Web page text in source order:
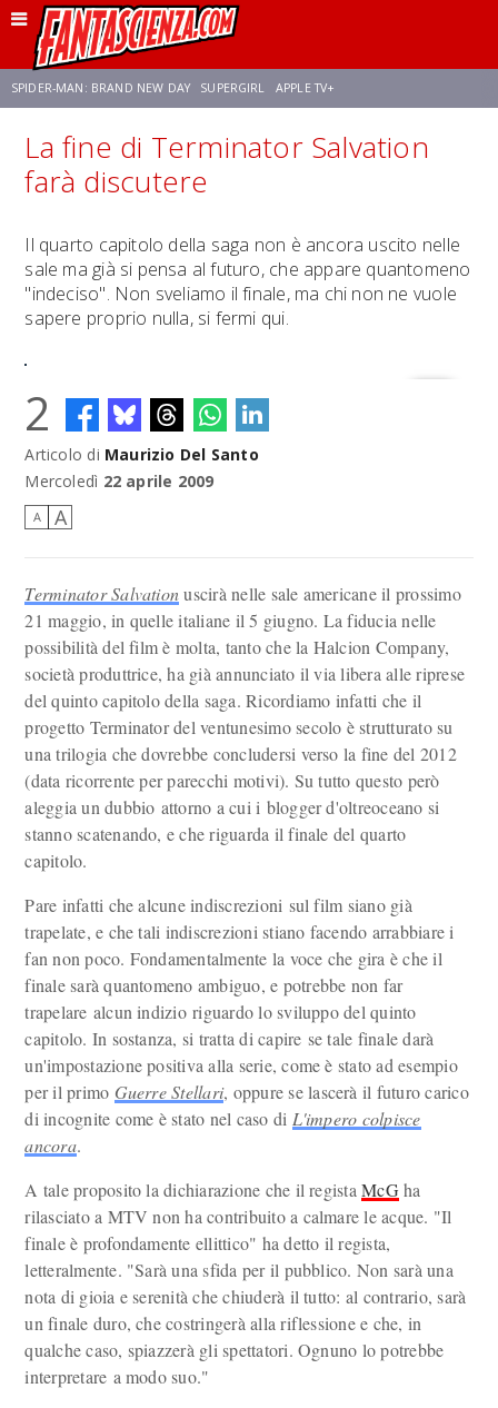
SPIDER-MAN: BRAND NEW DAY SUPERGIRL APPLE TV+
FRANCO RICCIARDIELLO ZENDAYA STAR TREK AVENGERS: DOOMSDAY
La fine di Terminator Salvation
farà discutere
Il quarto capitolo della saga non è ancora uscito nelle
sale ma già si pensa al futuro, che appare quantomeno
"indeciso". Non sveliamo il finale, ma chi non ne vuole
sapere proprio nulla, si fermi qui.
2
Articolo di Maurizio Del Santo
Mercoledì 22 aprile 2009
A A
Terminator Salvationuscirà nelle sale americane il prossimo
21 maggio, in quelle italiane il 5 giugno. La fiducia nelle
possibilità del film è molta, tanto che la Halcion Company,
società produttrice, ha già annunciato il via libera alle riprese
del quinto capitolo della saga. Ricordiamo infatti che il
progetto Terminator del ventunesimo secolo è strutturato su
una trilogia che dovrebbe concludersi verso la fine del 2012
(data ricorrente per parecchi motivi). Su tutto questo però
aleggia un dubbio attorno a cui i blogger d'oltreoceano si
stanno scatenando, e che riguarda il finale del quarto
capitolo.
Pare infatti che alcune indiscrezioni sul film siano già
trapelate, e che tali indiscrezioni stiano facendo arrabbiare i
fan non poco. Fondamentalmente la voce che gira è che il
finale sarà quantomeno ambiguo, e potrebbe non far
trapelare alcun indizio riguardo lo sviluppo del quinto
capitolo. In sostanza, si tratta di capire se tale finale darà
un'impostazione positiva alla serie, come è stato ad esempio
per il primo Guerre Stellari, oppure se lascerà il futuro carico
di incognite come è stato nel caso di L'impero colpisce
ancora.
A tale proposito la dichiarazione che il registaMcGha
rilasciato a MTV non ha contribuito a calmare le acque. "Il
finale è profondamente ellittico" ha detto il regista,
letteralmente. "Sarà una sfida per il pubblico. Non sarà una
nota di gioia e serenità che chiuderà il tutto: al contrario, sarà
un finale duro, che costringerà alla riflessione e che, in
qualche caso, spiazzerà gli spettatori. Ognuno lo potrebbe
interpretare a modo suo."